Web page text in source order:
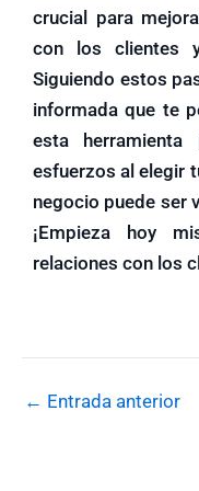
crucial para
con los clientes
Siguiendo estos
informada que te
esta
esfuerzos al elegir
negocio puede ser
¡Empieza hoy
relaciones con los
← Entrada anterior